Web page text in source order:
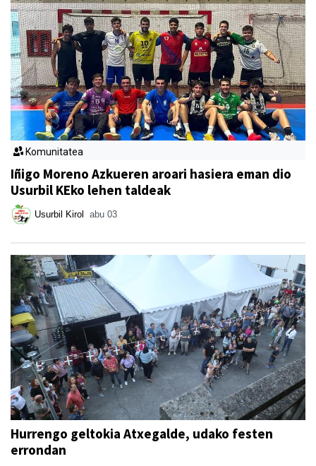
Komunitatea
Iñigo Moreno Azkueren aroari hasiera eman dio
Usurbil KEko lehen taldeak
Usurbil Kirol abu 03
Hurrengo geltokia Atxegalde, udako festen
errondan